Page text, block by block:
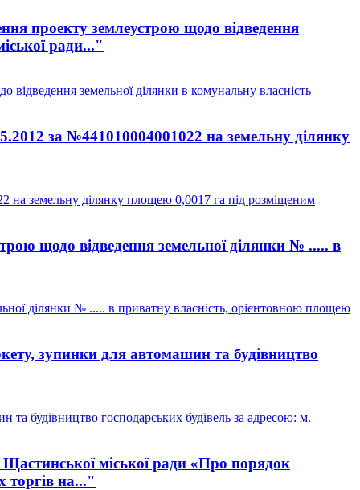
проекту землеустрою щодо відведення
ради..."
земельної ділянки в комунальну власність
за №441010004001022 на земельну ділянку
на земельну ділянку площею 0,0017 га під розміщеним
щодо відведення земельної ділянки № ..... в
ділянки № ..... в приватну власність, орієнтовною площею
зупинки для автомашин та будівництво
будівництво господарських будівель за адресою: м.
міської ради «Про порядок
торгів на..."